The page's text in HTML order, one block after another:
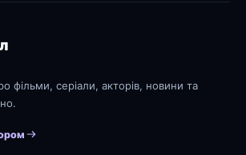
фільми, серіали, акторів, новини та